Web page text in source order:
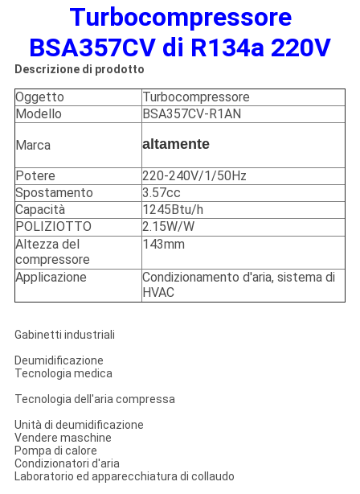
Turbocompressore
BSA357CV di R134a 220V
Descrizione di prodotto
Oggetto
Turbocompressore
Modello
BSA357CV-R1AN
Marca altamente
Potere
220-240V/1/50Hz
Spostamento
3.57cc
Capacità
1245Btu/h
POLIZIOTTO
2.15W/W
Altezza del
compressore
143mm
Applicazione
Condizionamento d'aria, sistema di
HVAC
Gabinetti industriali
Deumidificazione
Tecnologia medica
Tecnologia dell'aria compressa
Unità di deumidificazione
Vendere maschine
Pompa di calore
Condizionatori d'aria
Laboratorio ed apparecchiatura di collaudo